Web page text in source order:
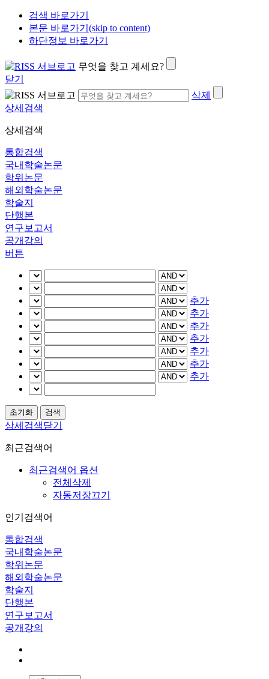
검색 바로가기
본문 바로가기(skip to content)
하단정보 바로가기
무엇을 찾고 계세요?
닫기
삭제
상세검색
상세검색
통합검색
국내학술논문
학위논문
해외학술논문
학술지
단행본
연구보고서
공개강의
버튼
추가
추가
추가
추가
추가
추가
추가
상세검색닫기
최근검색어
최근검색어 옵션
전체삭제
자동저장끄기
인기검색어
통합검색
국내학술논문
학위논문
해외학술논문
학술지
단행본
연구보고서
공개강의